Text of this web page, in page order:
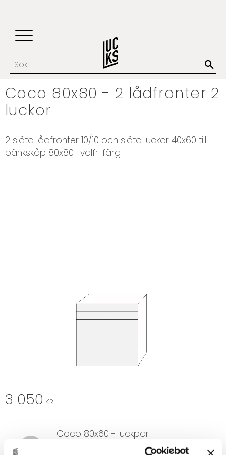
Coco 80x80 - 2 lådfronter 2
luckor
2 släta lådfronter 10/10 och släta luckor 40x60 till
bänkskåp 80x80 i valfri färg
3 050 KR
Coco 80x60 - luckpar